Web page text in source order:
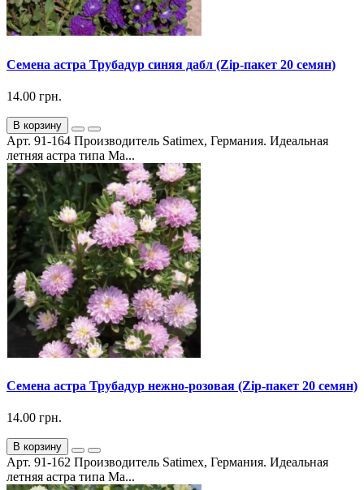
Семена астра Трубадур синяя дабл (Zip-пакет 20 семян)
14.00 грн.
В корзину
Арт. 91-164 Производитель Satimex, Германия. Идеальная
летняя астра типа Ма...
Семена астра Трубадур нежно-розовая (Zip-пакет 20 семян)
14.00 грн.
В корзину
Арт. 91-162 Производитель Satimex, Германия. Идеальная
летняя астра типа Ма...